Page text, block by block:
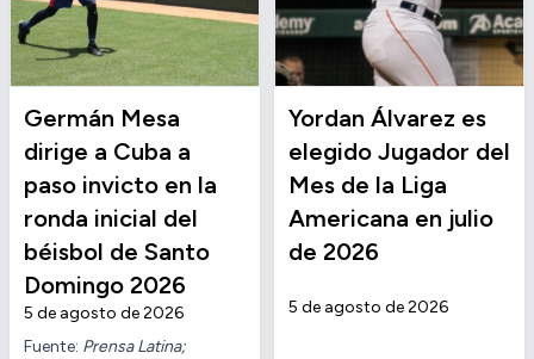
Germán Mesa
dirige a Cuba a
paso invicto en la
ronda inicial del
béisbol de Santo
Domingo 2026
5 de agosto de 2026
Fuente: Prensa Latina;
Yordan Álvarez es
elegido Jugador del
Mes de la Liga
Americana en julio
de 2026
5 de agosto de 2026